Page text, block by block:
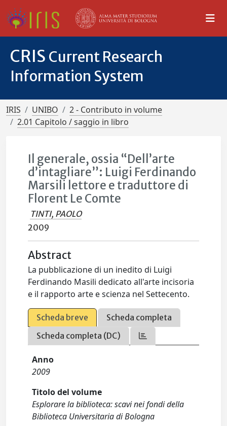
CRIS Current Research
Information System
IRIS UNIBO
2 - Contributo in volume
2.01 Capitolo / saggio in libro
Il generale, ossia “Dell’arte
d’intagliare”: Luigi Ferdinando
Marsili lettore e traduttore di
Florent Le Comte
TINTI, PAOLO
2009
Abstract
La pubblicazione di un inedito di Luigi
Ferdinando Masili dedicato all'arte incisoria
e il rapporto arte e scienza nel Settecento.
Scheda breve
Scheda completa
Scheda completa (DC)
Anno
2009
Titolo del volume
Esplorare la biblioteca: scavi nei fondi della
Biblioteca Universitaria di Bologna